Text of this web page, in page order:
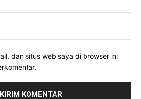
dan situs web saya di browser ini